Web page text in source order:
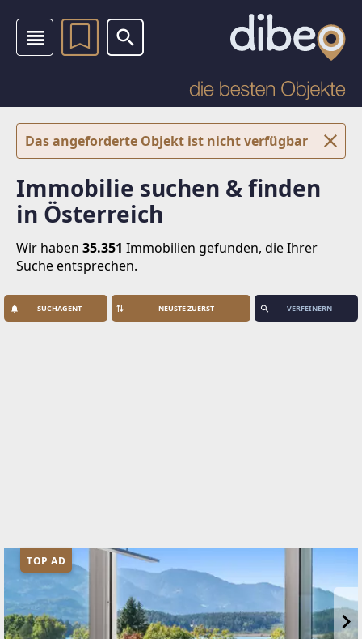
Das angeforderte Objekt ist nicht verfügbar
Immobilie suchen & finden
in Österreich
Wir haben 35.351 Immobilien gefunden, die Ihrer
Suche entsprechen.
SUCHAGENT VERFEINERN
TOP AD